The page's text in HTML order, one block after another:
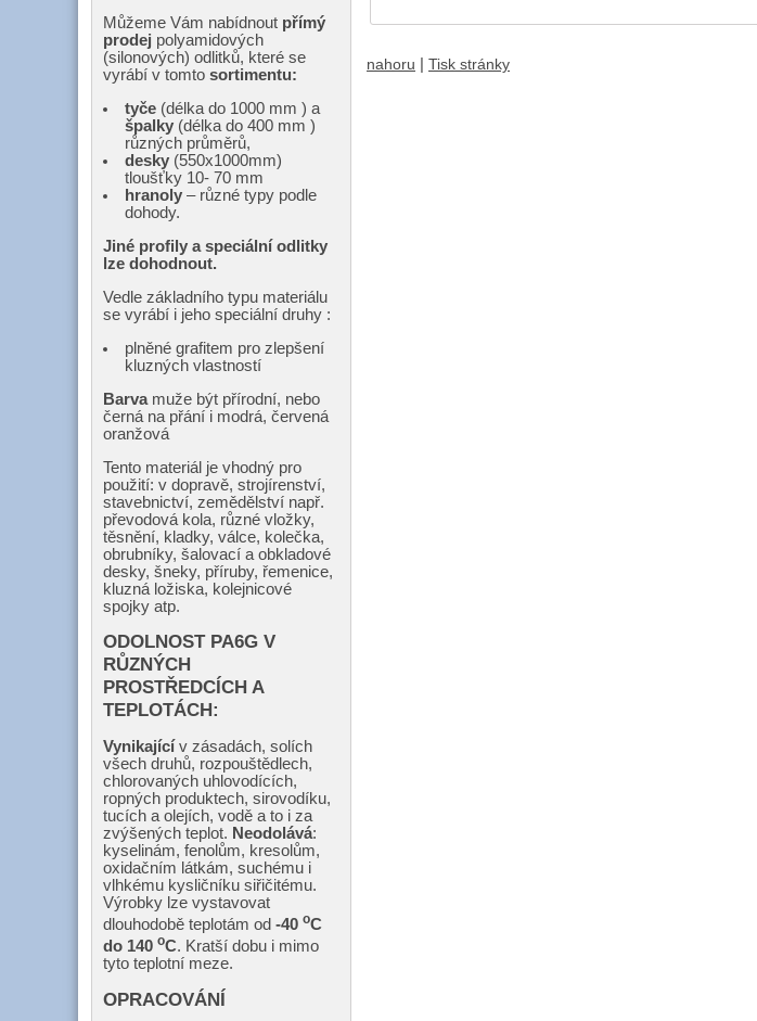
nahoru Tisk stránky
Můžeme Vám nabídnout přímý
prodej polyamidových
(silonových) odlitků, které se
vyrábí v tomto sortimentu:
tyče (délka do 1000 mm ) a
špalky (délka do 400 mm )
různých průměrů,
desky (550x1000mm)
tloušťky 10- 70 mm
hranoly – různé typy podle
dohody.
Jiné profily a speciální odlitky
lze dohodnout.
Vedle základního typu materiálu
se vyrábí i jeho speciální druhy :
plněné grafitem pro zlepšení
kluzných vlastností
Barvamuže být přírodní, nebo
černá na přání i modrá, červená
oranžová
Tento materiál je vhodný pro
použití: v dopravě, strojírenství,
stavebnictví, zemědělství např.
převodová kola, různé vložky,
těsnění, kladky, válce, kolečka,
obrubníky, šalovací a obkladové
desky, šneky, příruby, řemenice,
kluzná ložiska, kolejnicové
spojky atp.
ODOLNOST PA6G V
RŮZNÝCH
PROSTŘEDCÍCH A
TEPLOTÁCH:
Vynikající v zásadách, solích
všech druhů, rozpouštědlech,
chlorovaných uhlovodících,
ropných produktech, sirovodíku,
tucích a olejích, vodě a to i za
zvýšených teplot. Neodolává:
kyselinám, fenolům, kresolům,
oxidačním látkám, suchému i
vlhkému kysličníku siřičitému.
Výrobky lze vystavovat
dlouhodobě teplotám od -40 oC
do 140 oC. Kratší dobu i mimo
tyto teplotní meze.
OPRACOVÁNÍ